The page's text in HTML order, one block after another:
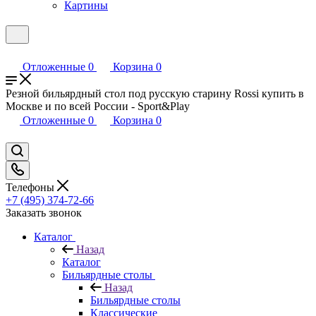
Картины
Отложенные 0 Корзина 0
Резной бильярдный стол под русскую старину Rossi купить в
Москве и по всей России - Sport&Play
Отложенные 0 Корзина 0
Телефоны
+7 (495) 374-72-66
Заказать звонок
Каталог
Назад
Каталог
Бильярдные столы
Назад
Бильярдные столы
Классические